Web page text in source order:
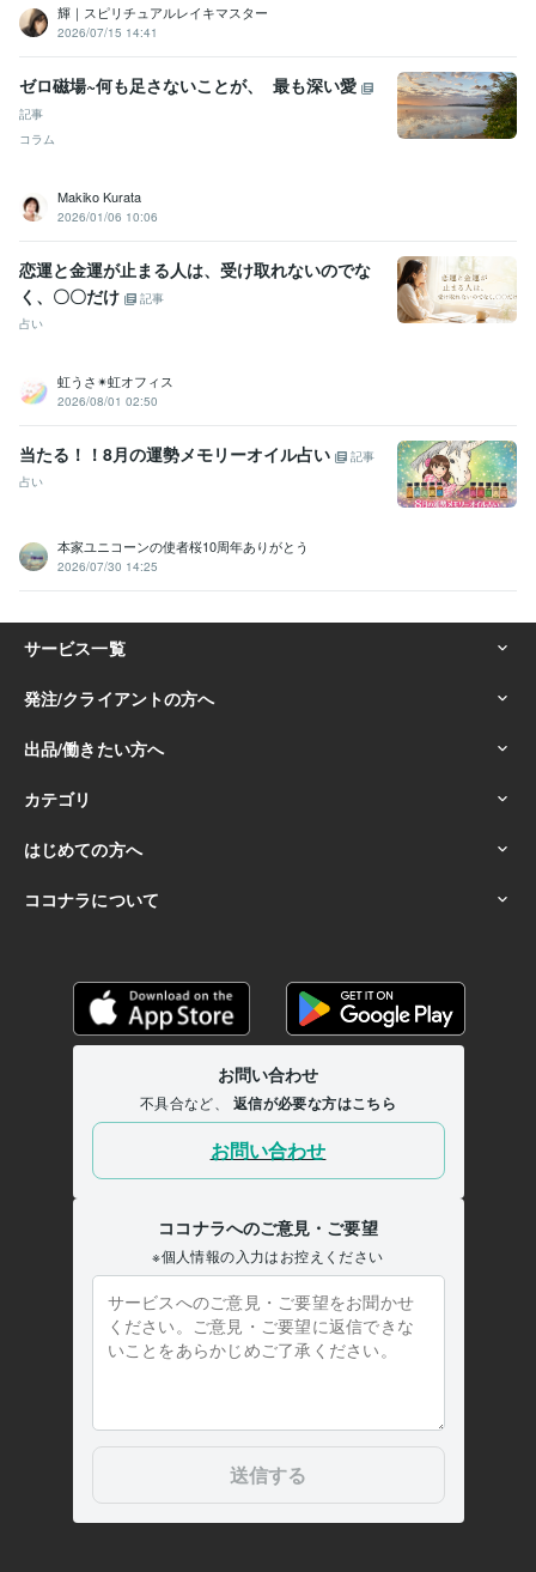
輝｜スピリチュアルレイキマスター
2026/07/15 14:41
ゼロ磁場~何も足さないことが、 最も深い愛
記事
コラム
Makiko Kurata
2026/01/06 10:06
恋運と金運が止まる人は、受け取れないのでな
く、〇〇だけ
記事
占い
虹うさ✴︎虹オフィス
2026/08/01 02:50
当たる！！8月の運勢メモリーオイル占い
記事
占い
本家ユニコーンの使者桜10周年ありがとう
2026/07/30 14:25